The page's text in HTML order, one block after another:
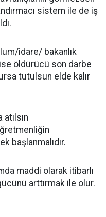
sistem ile de iş
idare/ bakanlık
ise öldürücü son darbe
tutulsun elde kalır
başlanmalıdır.
maddi olarak itibarlı
arttırmak ile olur.